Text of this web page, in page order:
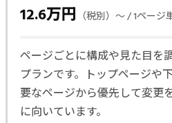
12.6万円 （税別）〜 / 1ページ
ページごとに構成や見た目を
プランです。トップページや
要なページから優先して変更
に向いています。